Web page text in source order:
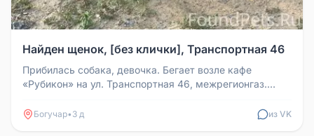
Найден щенок, [без клички], Транспортная 46
Прибилась собака, девочка. Бегает возле кафе
«Рубикон» на ул. Транспортная 46, межрегионгаз.
Богучар• 3 д из VK